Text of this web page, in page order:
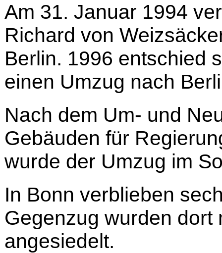
Am 31. Januar 1994
Richard von
Berlin. 1996 entschied
einen Umzug nach
Nach dem Um- und
Gebäuden für
wurde der Umzug im
In Bonn verblieben
Gegenzug wurden
angesiedelt.